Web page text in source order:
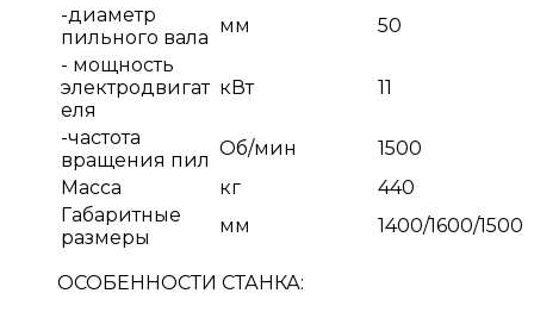
-диаметр
пильного вала
мм
50
- мощность
электродвигат
еля
кВт 11
-частота
вращения пил
Об/мин
1500
Масса
кг
440
Габаритные
размеры
мм 1400/1600/1500
ОСОБЕННОСТИ СТАНКА: